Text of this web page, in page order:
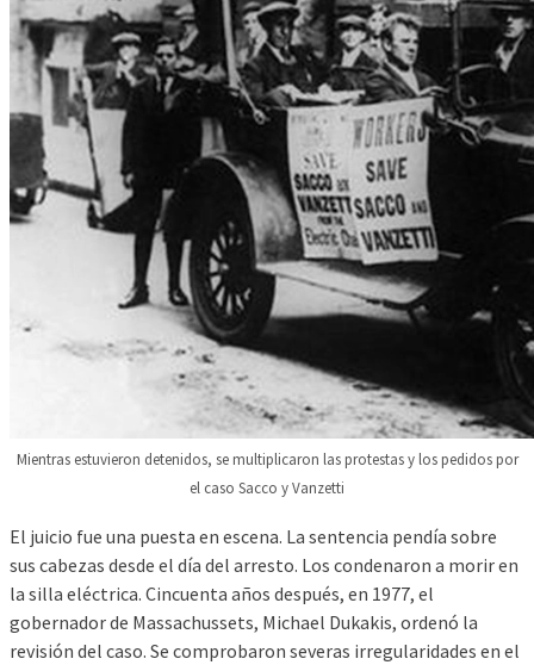
Mientras estuvieron detenidos, se multiplicaron las protestas y los pedidos por
el caso Sacco y Vanzetti
El juicio fue una puesta en escena. La sentencia pendía sobre
sus cabezas desde el día del arresto. Los condenaron a morir en
la silla eléctrica. Cincuenta años después, en 1977, el
gobernador de Massachussets, Michael Dukakis, ordenó la
revisión del caso. Se comprobaron severas irregularidades en el